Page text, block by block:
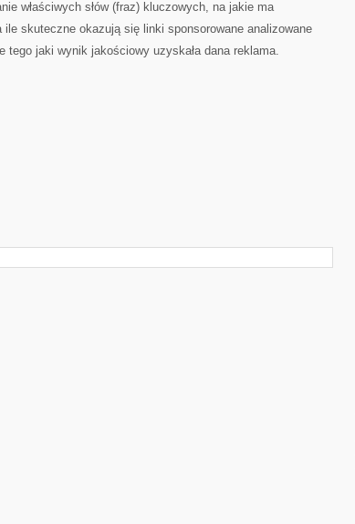
właściwych słów (fraz) kluczowych, na jakie ma
ile skuteczne okazują się linki sponsorowane analizowane
tego jaki wynik jakościowy uzyskała dana reklama.